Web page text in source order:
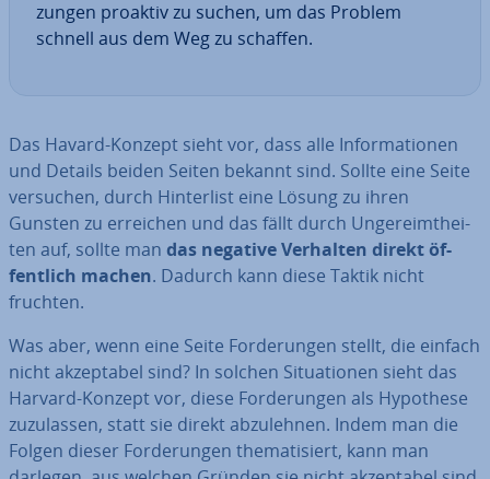
zun­gen proaktiv zu suchen, um das Problem
schnell aus dem Weg zu schaffen.
Das Havard-Konzept sieht vor, dass alle In­for­ma­tio­nen
und Details beiden Seiten bekannt sind. Sollte eine Seite
versuchen, durch Hin­ter­list eine Lösung zu ihren
Gunsten zu erreichen und das fällt durch Un­ge­reimt­hei­
ten auf, sollte man das negative Verhalten direkt öf­
fent­lich machen. Dadurch kann diese Taktik nicht
fruchten.
Was aber, wenn eine Seite For­de­run­gen stellt, die einfach
nicht ak­zep­ta­bel sind? In solchen Si­tua­tio­nen sieht das
Harvard-Konzept vor, diese For­de­run­gen als Hypothese
zu­zu­las­sen, statt sie direkt ab­zu­leh­nen. Indem man die
Folgen dieser For­de­run­gen the­ma­ti­siert, kann man